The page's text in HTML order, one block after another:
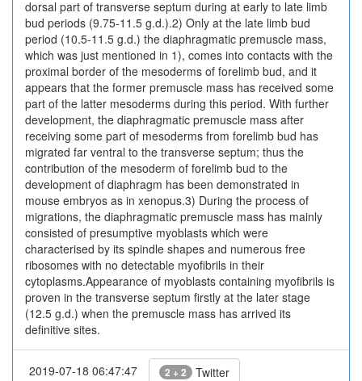
dorsal part of transverse septum during at early to late limb
bud periods (9.75-11.5 g.d.).2) Only at the late limb bud
period (10.5-11.5 g.d.) the diaphragmatic premuscle mass,
which was just mentioned in 1), comes into contacts with the
proximal border of the mesoderms of forelimb bud, and it
appears that the former premuscle mass has received some
part of the latter mesoderms during this period. With further
development, the diaphragmatic premuscle mass after
receiving some part of mesoderms from forelimb bud has
migrated far ventral to the transverse septum; thus the
contribution of the mesoderm of forelimb bud to the
development of diaphragm has been demonstrated in
mouse embryos as in xenopus.3) During the process of
migrations, the diaphragmatic premuscle mass has mainly
consisted of presumptive myoblasts which were
characterised by its spindle shapes and numerous free
ribosomes with no detectable myofibrils in their
cytoplasms.Appearance of myoblasts containing myofibrils is
proven in the transverse septum firstly at the later stage
(12.5 g.d.) when the premuscle mass has arrived its
definitive sites.
2019-07-18 06:47:47 2 + 2 Twitter